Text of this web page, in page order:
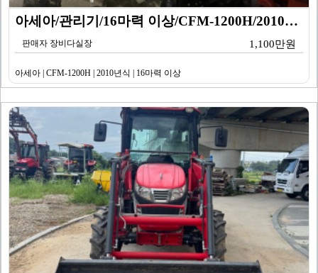
아세아/관리기/16마력 이상/CFM-1200H/2010…
판매자 장비다실장 1,100만원
아세아 | CFM-1200H | 2010년식 | 16마력 이상